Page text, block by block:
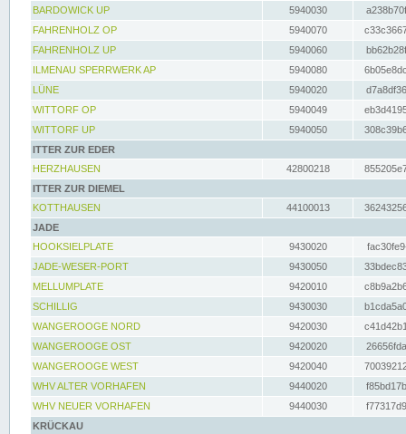
BARDOWICK UP
5940030
FAHRENHOLZ OP
5940070
FAHRENHOLZ UP
5940060
ILMENAU SPERRWERK AP
5940080
LÜNE
5940020
WITTORF OP
5940049
WITTORF UP
5940050
ITTER ZUR EDER
HERZHAUSEN
42800218
ITTER ZUR DIEMEL
KOTTHAUSEN
44100013
JADE
HOOKSIELPLATE
9430020
JADE-WESER-PORT
9430050
MELLUMPLATE
9420010
SCHILLIG
9430030
WANGEROOGE NORD
9420030
WANGEROOGE OST
9420020
WANGEROOGE WEST
9420040
WHV ALTER VORHAFEN
9440020
WHV NEUER VORHAFEN
9440030
KRÜCKAU